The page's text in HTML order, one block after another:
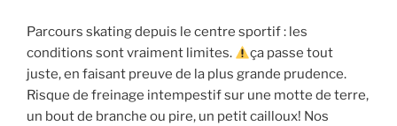
Parcours skating depuis le centre sportif : les
conditions sont vraiment limites.
ça passe tout
juste, en faisant preuve de la plus grande prudence.
Risque de freinage intempestif sur une motte de terre,
un bout de branche ou pire, un petit cailloux! Nos